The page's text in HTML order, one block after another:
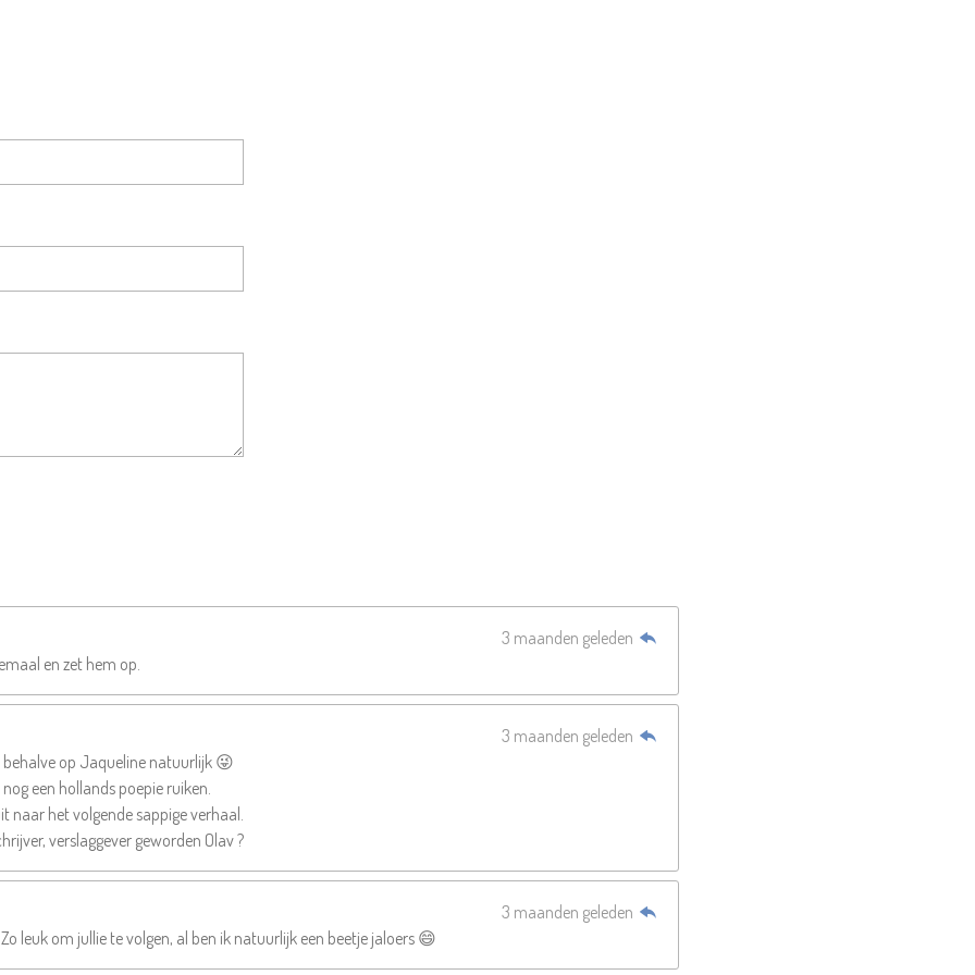
3 maanden geleden
en zet hem op.
3 maanden geleden
behalve op Jaqueline natuurlijk 😜
een hollands poepie ruiken.
naar het volgende sappige verhaal.
verslaggever geworden Olav ?
3 maanden geleden
leuk om jullie te volgen, al ben ik natuurlijk een beetje jaloers 😄